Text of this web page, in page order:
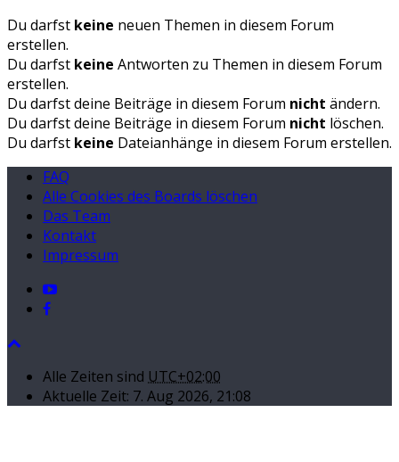
Du darfst keine neuen Themen in diesem Forum
erstellen.
Du darfst keine Antworten zu Themen in diesem Forum
erstellen.
Du darfst deine Beiträge in diesem Forum nicht ändern.
Du darfst deine Beiträge in diesem Forum nicht löschen.
Du darfst keine Dateianhänge in diesem Forum erstellen.
FAQ
Alle Cookies des Boards löschen
Das Team
Kontakt
Impressum
Alle Zeiten sind UTC+02:00
Aktuelle Zeit: 7. Aug 2026, 21:08